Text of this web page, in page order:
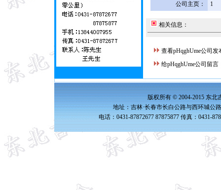
公司主页：
1
相关信息：
查看pHqghUme公司发
给pHqghUme公司留言
版权所有 © 2004-2015 东北
地址：吉林·长春市长白公路与西环城公
电话：0431-87872677 87875877 传真：0431-